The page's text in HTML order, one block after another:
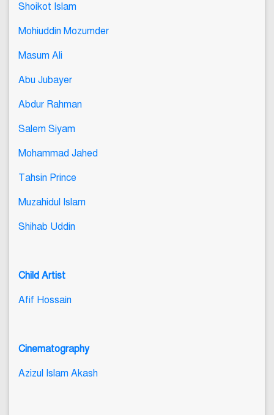
Shoikot Islam
Mohiuddin Mozumder
Masum Ali
Abu Jubayer
Abdur Rahman
Salem Siyam
Mohammad Jahed
Tahsin Prince
Muzahidul Islam
Shihab Uddin
Child Artist
Afif Hossain
Cinematography
Azizul Islam Akash